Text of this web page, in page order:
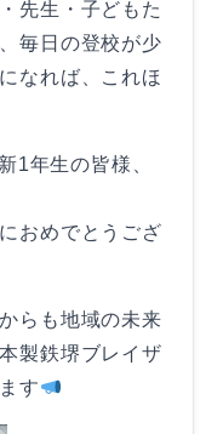
先生・子どもた
毎日の登校が少
なれば、これほ
1年生の皆様、
おめでとうござ
らも地域の未来
製鉄堺ブレイザ
す